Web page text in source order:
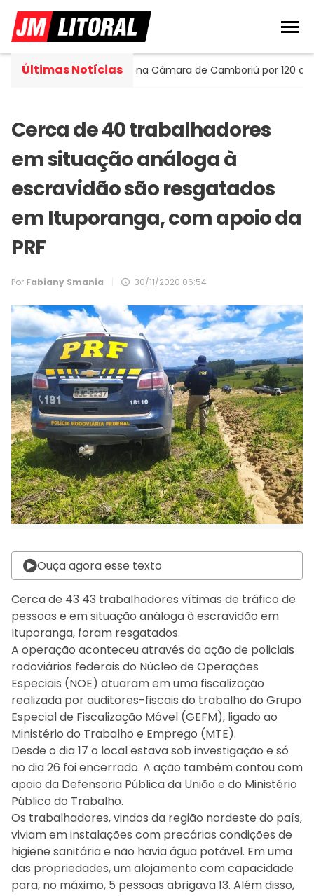
Últimas Notícias
assume cadeira na Câmara de Camboriú por 120 dias
Cerca de 40 trabalhadores
em situação análoga à
escravidão são resgatados
em Ituporanga, com apoio da
PRF
Por Fabiany Smania 30/11/2020 06:54
Ouça agora esse texto
Cerca de 43 43 trabalhadores vítimas de tráfico de
pessoas e em situação análoga à escravidão em
Ituporanga, foram resgatados.
A operação aconteceu através da ação de policiais
rodoviários federais do Núcleo de Operações
Especiais (NOE) atuaram em uma fiscalização
realizada por auditores-fiscais do trabalho do Grupo
Especial de Fiscalização Móvel (GEFM), ligado ao
Ministério do Trabalho e Emprego (MTE).
Desde o dia 17 o local estava sob investigação e só
no dia 26 foi encerrado. A ação também contou com
apoio da Defensoria Pública da União e do Ministério
Público do Trabalho.
Os trabalhadores, vindos da região nordeste do país,
viviam em instalações com precárias condições de
higiene sanitária e não havia água potável. Em uma
das propriedades, um alojamento com capacidade
para, no máximo, 5 pessoas abrigava 13. Além disso,